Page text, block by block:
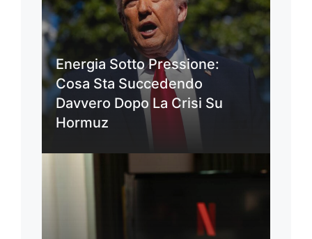
Energia Sotto Pressione:
Cosa Sta Succedendo
Davvero Dopo La Crisi Su
Hormuz